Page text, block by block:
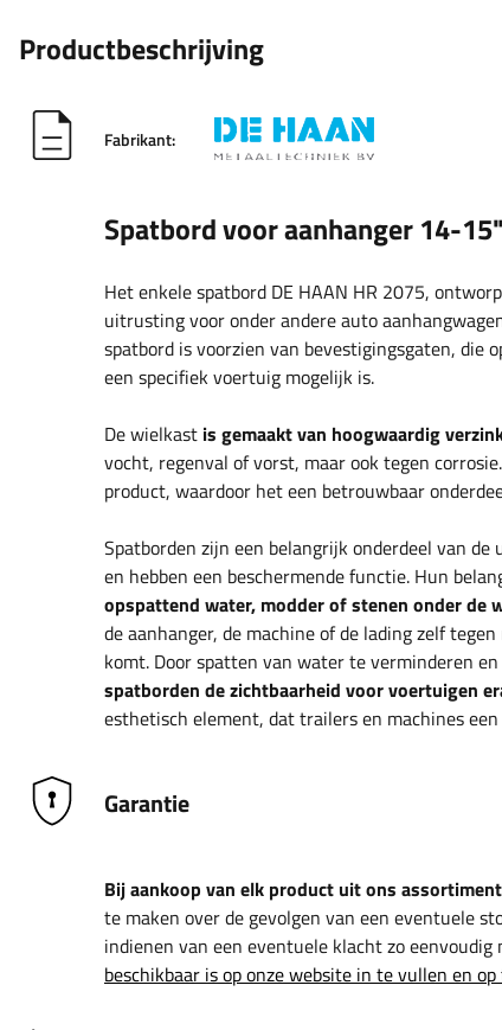
Productbeschrijving
Fabrikant:
Spatbord voor aanhanger 14-
Het enkele spatbord DE HAAN HR 2075,
uitrusting voor onder andere auto
spatbord is voorzien van bevestigingsgaten, die
een specifiek voertuig mogelijk is.
De wielkast is gemaakt van hoogwaardig
vocht, regenval of vorst, maar ook tegen
product, waardoor het een betrouwbaar
Spatborden zijn een belangrijk onderdeel van
en hebben een beschermende functie. Hun
opspattend water, modder of stenen onder de
de aanhanger, de machine of de lading zelf
komt. Door spatten van water te verminderen
spatborden de zichtbaarheid voor voertuigen
esthetisch element, dat trailers en machines
Garantie
Bij aankoop van elk product uit ons
te maken over de gevolgen van een eventuele
indienen van een eventuele klacht zo
beschikbaar is op onze website in te vullen en